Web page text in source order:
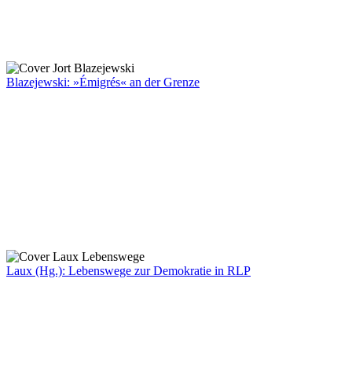
Blazejewski: »Émigrés« an der Grenze
Laux (Hg.): Lebenswege zur Demokratie in RLP